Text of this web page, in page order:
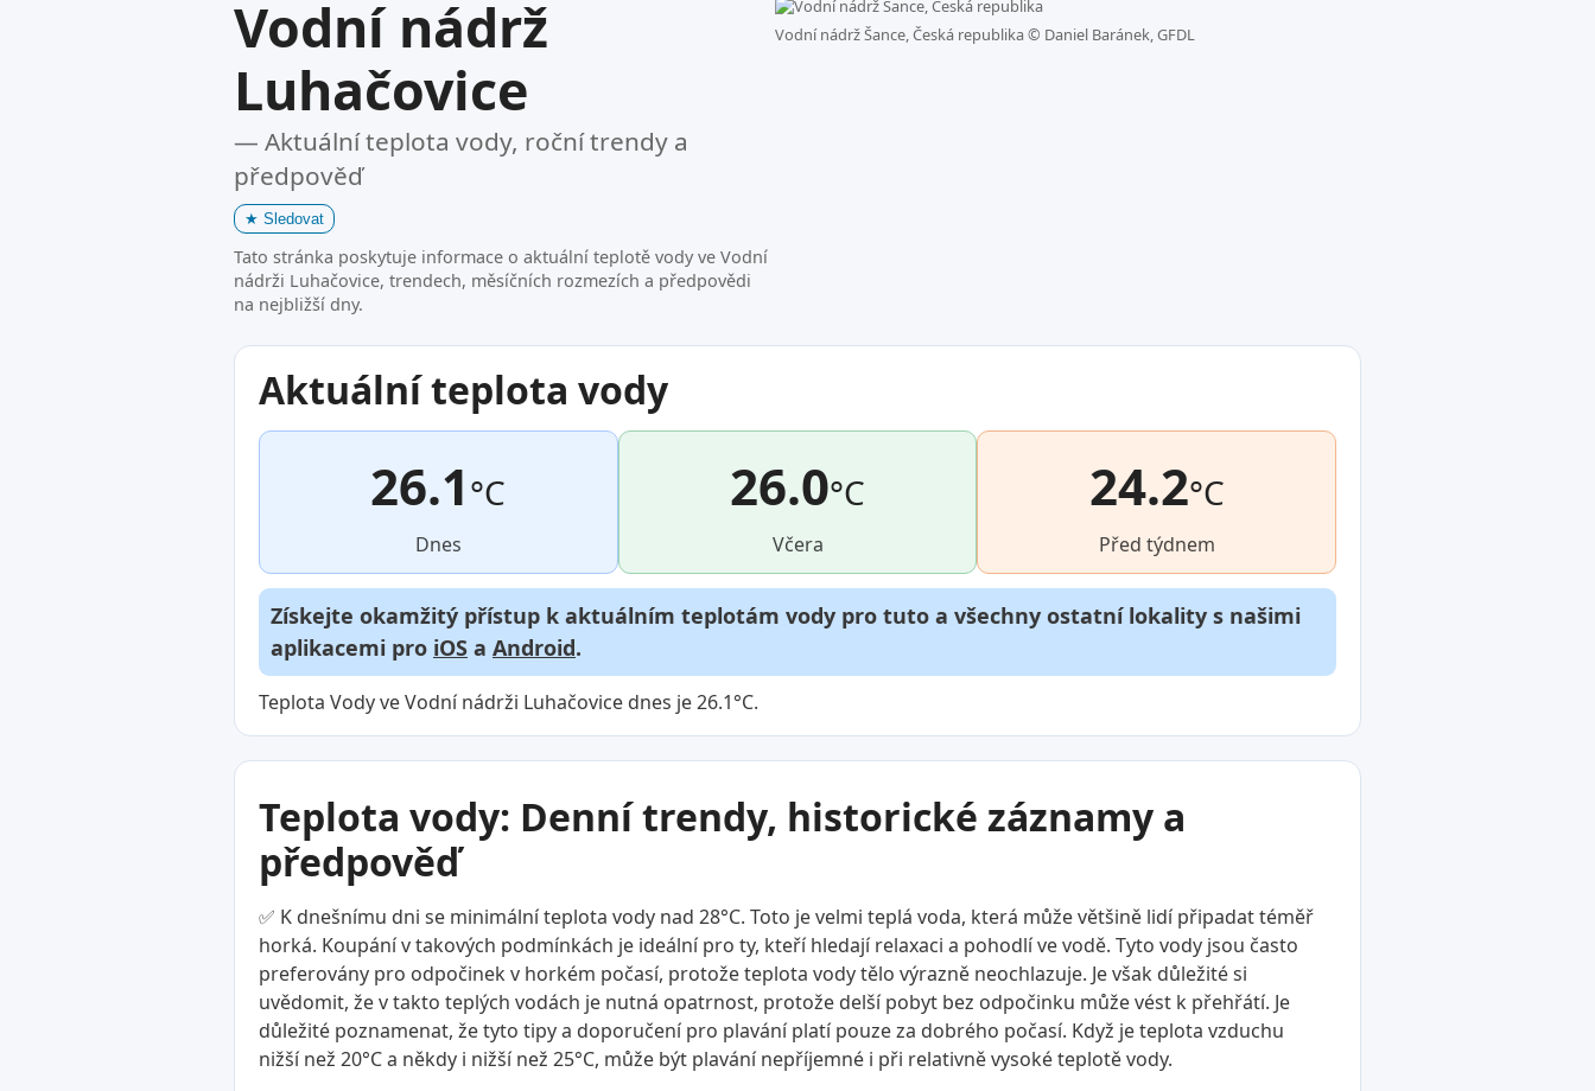
Vodní nádrž
Luhačovice
— Aktuální teplota vody, roční trendy a
předpověď
★ Sledovat
Tato stránka poskytuje informace o aktuální teplotě vody ve Vodní
nádrži Luhačovice, trendech, měsíčních rozmezích a předpovědi
na nejbližší dny.
Vodní nádrž Šance, Česká republika © Daniel Baránek, GFDL
Aktuální teplota vody
26.1°C
Dnes
26.0°C
Včera
24.2°C
Před týdnem
Získejte okamžitý přístup k aktuálním teplotám vody pro tuto a všechny ostatní lokality s našimi
aplikacemi pro iOS a Android.
Teplota Vody ve Vodní nádrži Luhačovice dnes je 26.1°C.
Teplota vody: Denní trendy, historické záznamy a
předpověď
✅ K dnešnímu dni se minimální teplota vody nad 28°C. Toto je velmi teplá voda, která může většině lidí připadat téměř
horká. Koupání v takových podmínkách je ideální pro ty, kteří hledají relaxaci a pohodlí ve vodě. Tyto vody jsou často
preferovány pro odpočinek v horkém počasí, protože teplota vody tělo výrazně neochlazuje. Je však důležité si
uvědomit, že v takto teplých vodách je nutná opatrnost, protože delší pobyt bez odpočinku může vést k přehřátí. Je
důležité poznamenat, že tyto tipy a doporučení pro plavání platí pouze za dobrého počasí. Když je teplota vzduchu
nižší než 20°C a někdy i nižší než 25°C, může být plavání nepříjemné i při relativně vysoké teplotě vody.